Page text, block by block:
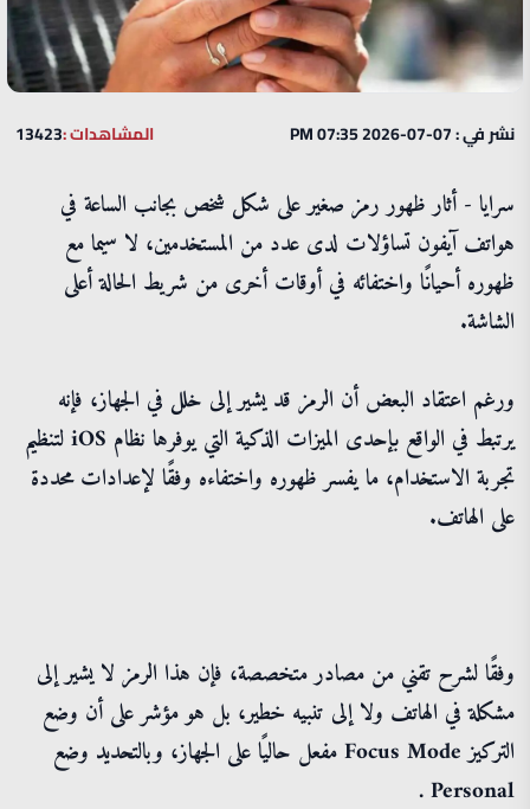
نشر في : 07-07-2026 07:35 PM المشاهدات :13423
سرايا - أثار ظهور رمز صغير على شكل شخص بجانب الساعة في
هواتف آيفون تساؤلات لدى عدد من المستخدمين، لا سيما مع
ظهوره أحيانًا واختفائه في أوقات أخرى من شريط الحالة أعلى
الشاشة.
ورغم اعتقاد البعض أن الرمز قد يشير إلى خلل في الجهاز، فإنه
يرتبط في الواقع بإحدى الميزات الذكية التي يوفرها نظام iOS لتنظيم
تجربة الاستخدام، ما يفسر ظهوره واختفاءه وفقًا لإعدادات محددة
على الهاتف.
وفقًا لشرح تقني من مصادر متخصصة، فإن هذا الرمز لا يشير إلى
مشكلة في الهاتف ولا إلى تنبيه خطير، بل هو مؤشر على أن وضع
التركيز Focus Mode مفعل حاليًا على الجهاز، وبالتحديد وضع
Personal .